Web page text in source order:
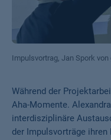
Impulsvortrag, Jan Spork
Während der
Aha-Momente.
interdisziplinäre
der Impulsvorträge